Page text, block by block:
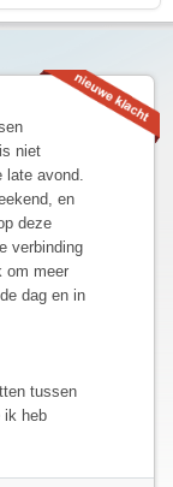
niet
avond.
en
deze
verbinding
om meer
dag en in
tussen
ik heb